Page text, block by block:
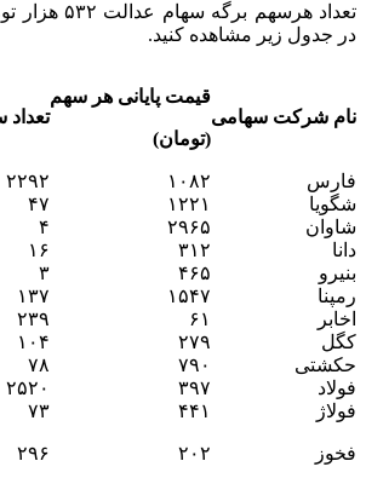
تعداد هرسهم
در جدول زیر مشاهده کنید.
نام شرکت سهامی
قیمت پایانی هر سهم
(تومان)
فارس ۱۰۸۲
۲۲۹۲
شگویا
۱۲۲۱
۴۷
شاوان
۲۹۶۵
۴
دانا
۳۱۲
۱۶
بنیرو
۴۶۵
۳
رمپنا
۱۵۴۷
۱۳۷
اخابر
۶۱
۲۳۹
کگل
۲۷۹
۱۰۴
حکشتی‌
۷۹۰
۷۸
فولاد
۳۹۷
۲۵۲۰
فولاژ
۴۴۱ ۷۳
فخوز ۲۰۲ ۲۹۶